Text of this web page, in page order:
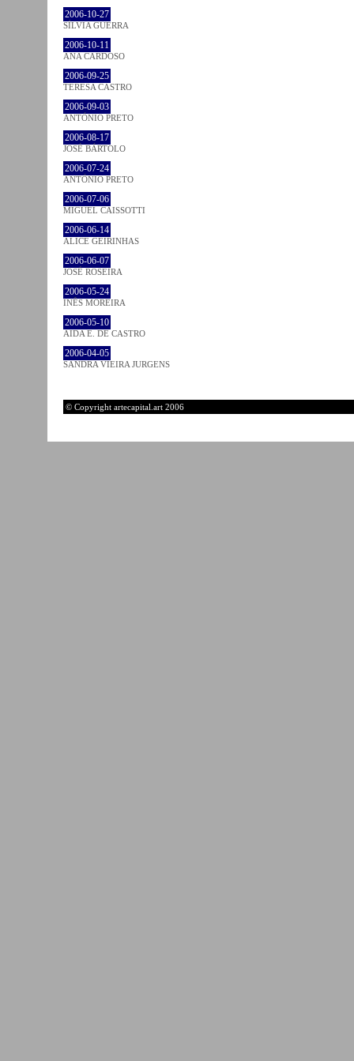
2006-10-27
SÍLVIA GUERRA
2006-10-11
ANA CARDOSO
2006-09-25
TERESA CASTRO
2006-09-03
ANTÓNIO PRETO
2006-08-17
JOSÉ BÁRTOLO
2006-07-24
ANTÓNIO PRETO
2006-07-06
MIGUEL CAISSOTTI
2006-06-14
ALICE GEIRINHAS
2006-06-07
JOSÉ ROSEIRA
2006-05-24
INÊS MOREIRA
2006-05-10
AIDA E. DE CASTRO
2006-04-05
SANDRA VIEIRA JURGENS
© Copyright artecapital.art 2006